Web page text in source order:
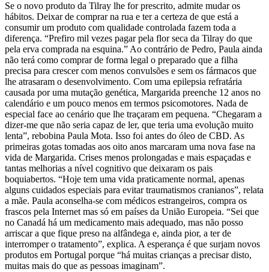
Se o novo produto da Tilray lhe for prescrito, admite mudar os
hábitos. Deixar de comprar na rua e ter a certeza de que está a
consumir um produto com qualidade controlada fazem toda a
diferença. “Prefiro mil vezes pagar pela flor seca da Tilray do que
pela erva comprada na esquina.” Ao contrário de Pedro, Paula ainda
não terá como comprar de forma legal o preparado que a filha
precisa para crescer com menos convulsões e sem os fármacos que
lhe atrasaram o desenvolvimento. Com uma epilepsia refratária
causada por uma mutação genética, Margarida preenche 12 anos no
calendário e um pouco menos em termos psicomotores. Nada de
especial face ao cenário que lhe traçaram em pequena. “Chegaram a
dizer-me que não seria capaz de ler, que teria uma evolução muito
lenta”, rebobina Paula Mota. Isso foi antes do óleo de CBD. As
primeiras gotas tomadas aos oito anos marcaram uma nova fase na
vida de Margarida. Crises menos prolongadas e mais espaçadas e
tantas melhorias a nível cognitivo que deixaram os pais
boquiabertos. “Hoje tem uma vida praticamente normal, apenas
alguns cuidados especiais para evitar traumatismos cranianos”, relata
a mãe. Paula aconselha-se com médicos estrangeiros, compra os
frascos pela Internet mas só em países da União Europeia. “Sei que
no Canadá há um medicamento mais adequado, mas não posso
arriscar a que fique preso na alfândega e, ainda pior, a ter de
interromper o tratamento”, explica. A esperança é que surjam novos
produtos em Portugal porque “há muitas crianças a precisar disto,
muitas mais do que as pessoas imaginam”.